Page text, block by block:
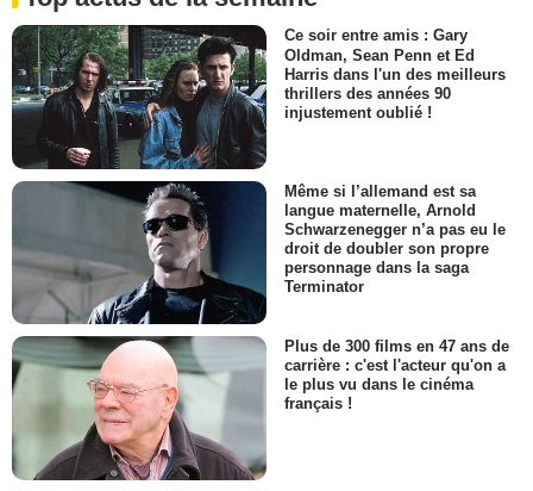
Ce soir entre amis : Gary
Oldman, Sean Penn et Ed
Harris dans l'un des meilleurs
thrillers des années 90
injustement oublié !
Même si l’allemand est sa
langue maternelle, Arnold
Schwarzenegger n’a pas eu le
droit de doubler son propre
personnage dans la saga
Terminator
Plus de 300 films en 47 ans de
carrière : c'est l'acteur qu'on a
le plus vu dans le cinéma
français !